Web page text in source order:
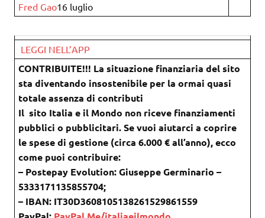
Fred Gao16 luglio
LEGGI NELL’APP
CONTRIBUITE!!! La situazione finanziaria del sito
sta diventando insostenibile per la ormai quasi
totale assenza di contributi
Il sito Italia e il Mondo non riceve finanziamenti
pubblici o pubblicitari. Se vuoi aiutarci a coprire
le spese di gestione (circa 6.000 € all’anno), ecco
come puoi contribuire:
– Postepay Evolution: Giuseppe Germinario –
5333171135855704;
– IBAN: IT30D3608105138261529861559